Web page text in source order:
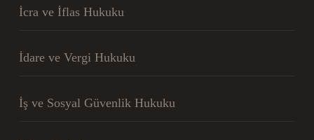
İcra ve İflas Hukuku
İdare ve Vergi Hukuku
İş ve Sosyal Güvenlik Hukuku